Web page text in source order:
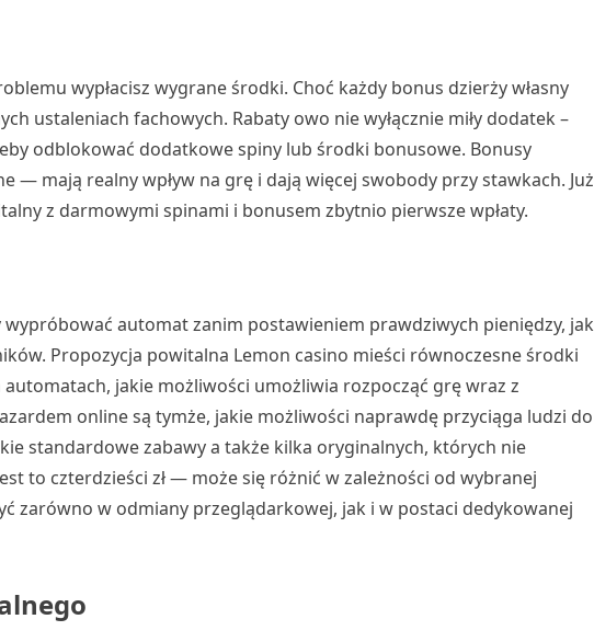
wypłacisz wygrane środki. Choć każdy bonus dzierży własny
ustaleniach fachowych. Rabaty owo nie wyłącznie miły dodatek –
odblokować dodatkowe spiny lub środki bonusowe. Bonusy
— mają realny wpływ na grę i dają więcej swobody przy stawkach. Już
z darmowymi spinami i bonusem zbytnio pierwsze wpłaty.
automat zanim postawieniem prawdziwych pieniędzy, jak
Propozycja powitalna Lemon casino mieści równoczesne środki
jakie możliwości umożliwia rozpocząć grę wraz z
online są tymże, jakie możliwości naprawdę przyciąga ludzi do
standardowe zabawy a także kilka oryginalnych, których nie
to czterdzieści zł — może się różnić w zależności od wybranej
zarówno w odmiany przeglądarkowej, jak i w postaci dedykowanej